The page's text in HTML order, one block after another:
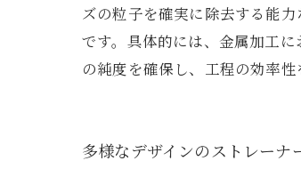
ズの粒子を確実に除去する能
です。具体的には、金属加工
の純度を確保し、工程の効率性
多様なデザインのストレーナ